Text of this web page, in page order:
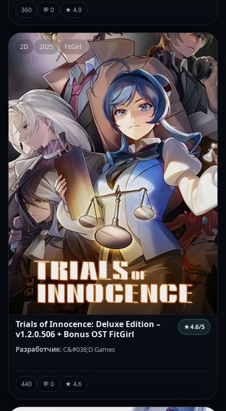
360 💬 0 ★ 4.9
2D 2025 FitGirl
Trials of Innocence: Deluxe Edition –
v1.2.0.506 + Bonus OST FitGirl
★4.6/5
Разработчик: C&#038;D Games
440 💬 0 ★ 4.6